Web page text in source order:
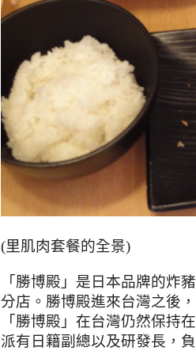
(里肌肉套餐的全景)
「勝博殿」是日本品牌的炸
分店。勝博殿進來台灣之後
「勝博殿」在台灣仍然保持
派有日籍副總以及研發長，